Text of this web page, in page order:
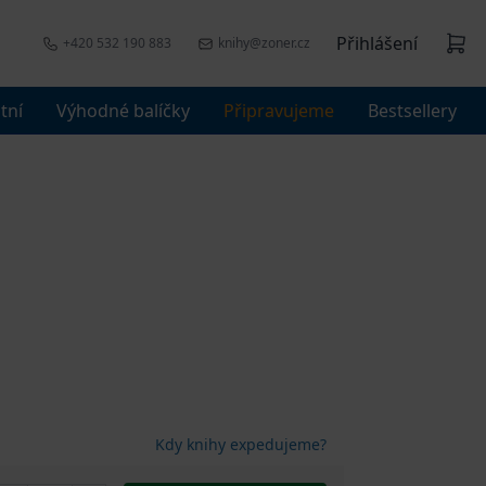
+420 532 190 883 knihy@zoner.cz Přihlášení
Výhodné balíčky Připravujeme Bestsellery
Kdy knihy expedujeme?